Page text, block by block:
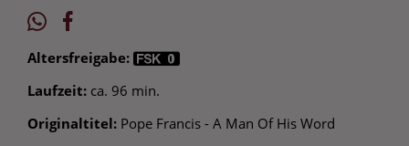
Altersfreigabe:
Laufzeit: ca. 96 min.
Originaltitel: Pope Francis - A Man Of His Word